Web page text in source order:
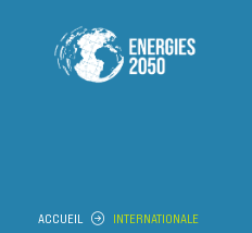
contenu
ACCUEIL INTERNATIONALE